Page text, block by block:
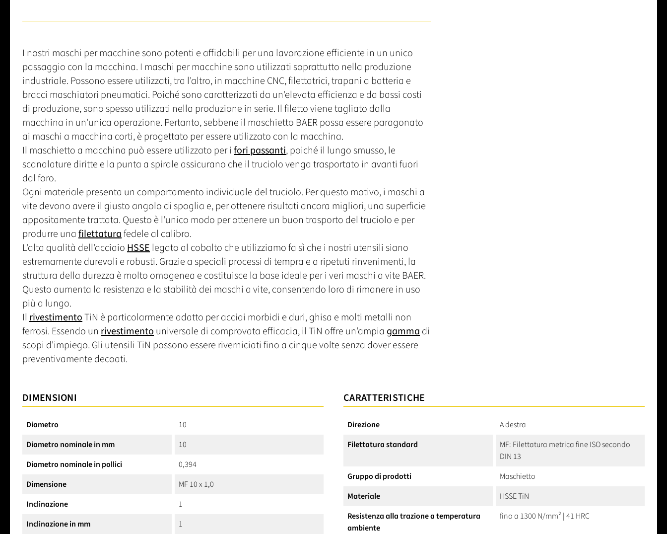
I nostri maschi per macchine sono potenti e affidabili per una lavorazione efficiente in un unico
passaggio con la macchina. I maschi per macchine sono utilizzati soprattutto nella produzione
industriale. Possono essere utilizzati, tra l'altro, in macchine CNC, filettatrici, trapani a batteria e
bracci maschiatori pneumatici. Poiché sono caratterizzati da un'elevata efficienza e da bassi costi
di produzione, sono spesso utilizzati nella produzione in serie. Il filetto viene tagliato dalla
macchina in un'unica operazione. Pertanto, sebbene il maschietto BAER possa essere paragonato
ai maschi a macchina corti, è progettato per essere utilizzato con la macchina.
Il maschietto a macchina può essere utilizzato per i fori passanti, poiché il lungo smusso, le
scanalature diritte e la punta a spirale assicurano che il truciolo venga trasportato in avanti fuori
dal foro.
Ogni materiale presenta un comportamento individuale del truciolo. Per questo motivo, i maschi a
vite devono avere il giusto angolo di spoglia e, per ottenere risultati ancora migliori, una superficie
appositamente trattata. Questo è l'unico modo per ottenere un buon trasporto del truciolo e per
produrre una filettaturafedele al calibro.
L'alta qualità dell'acciaioHSSElegato al cobalto che utilizziamo fa sì che i nostri utensili siano
estremamente durevoli e robusti. Grazie a speciali processi di tempra e a ripetuti rinvenimenti, la
struttura della durezza è molto omogenea e costituisce la base ideale per i veri maschi a vite BAER.
Questo aumenta la resistenza e la stabilità dei maschi a vite, consentendo loro di rimanere in uso
più a lungo.
Il rivestimentoTiN è particolarmente adatto per acciai morbidi e duri, ghisa e molti metalli non
ferrosi. Essendo un rivestimentouniversale di comprovata efficacia, il TiN offre un'ampia gammadi
scopi d'impiego. Gli utensili TiN possono essere riverniciati fino a cinque volte senza dover essere
preventivamente decoati.
DIMENSIONI
Diametro
10
Diametro nominale in mm
10
Diametro nominale in pollici
0,394
Dimensione
MF 10 x 1,0
Inclinazione
1
Inclinazione in mm
1
CARATTERISTICHE
Direzione
A destra
Filettatura standard
MF: Filettatura metrica fine ISO secondo
DIN 13
Gruppo di prodotti
Maschietto
Materiale
HSSE TiN
Resistenza alla trazione a temperatura
ambiente
fino a 1300 N/mm² | 41 HRC